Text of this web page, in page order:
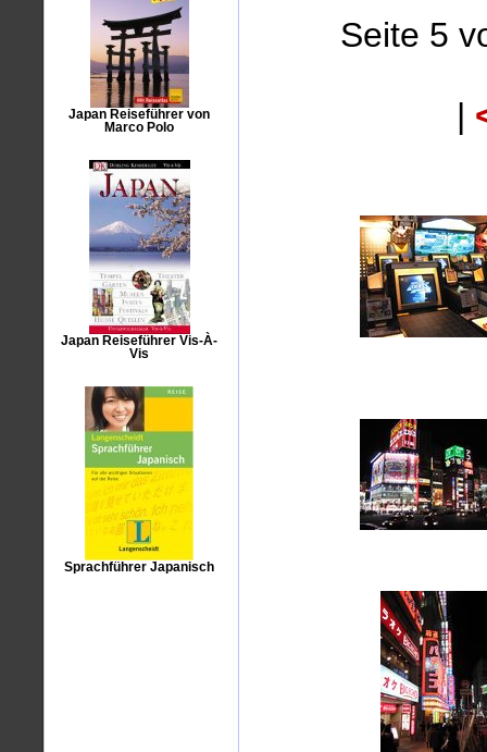
Japan Reiseführer von
Marco Polo
Japan Reiseführer Vis-À-
Vis
Sprachführer Japanisch
Seite 5
|